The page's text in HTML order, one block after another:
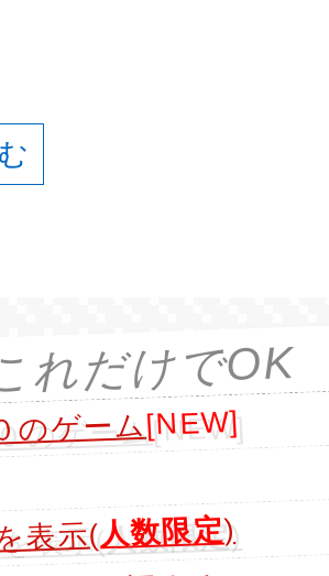
れだけでOK
のゲーム[NEW]
表示(人数限定)